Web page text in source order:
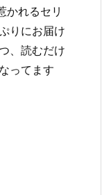
かれるセリ
りにお届け
、読むだけ
ってます